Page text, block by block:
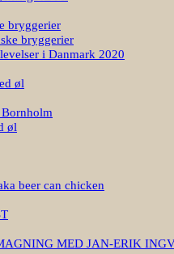
bryggerier
bryggerier
i Danmark 2020
øl
Bornholm
øl
beer can chicken
MED JAN-ERIK